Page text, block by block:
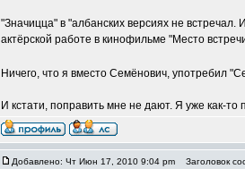
"Значицца" в "албанских версиях не
актёрской работе в кинофильме "Место
Ничего, что я вместо Семёнович, употребил
И кстати, поправить мне не дают. Я уже как-
Добавлено: Чт Июн 17, 2010 9:04 pm Заголовок